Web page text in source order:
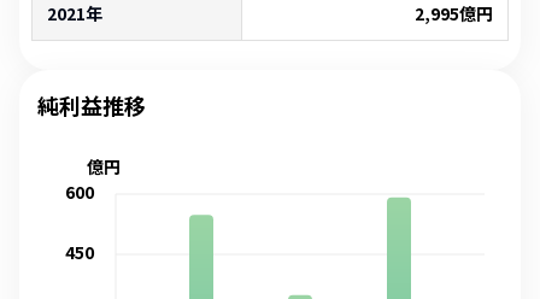
2021年 2,995億円
純利益推移
450
600
億円